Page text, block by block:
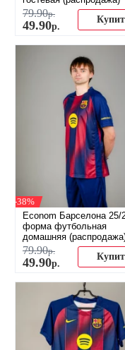
79.90р.
49.90р.
-38%
Econom Барселона 25/
форма футбольная
домашняя
79.90р.
49.90р.